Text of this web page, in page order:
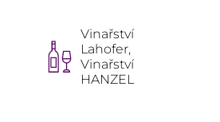
Vinařství
Lahofer,
Vinařství
HANZEL